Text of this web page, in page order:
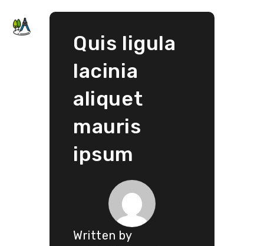
content
Quis ligula
lacinia
aliquet
mauris
ipsum
Written by